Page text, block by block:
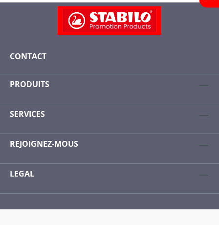
CONTACT
PRODUITS
SERVICES
REJOIGNEZ-MOUS
LEGAL